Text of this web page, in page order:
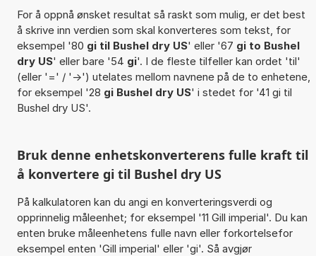
For å oppnå ønsket resultat så raskt som mulig, er det best
å skrive inn verdien som skal konverteres som tekst, for
eksempel '80 gi til Bushel dry US' eller '67 gi to Bushel
dry US' eller bare '54 gi'. I de fleste tilfeller kan ordet 'til'
(eller '=' / '->') utelates mellom navnene på de to enhetene,
for eksempel '28 gi Bushel dry US' i stedet for '41 gi til
Bushel dry US'.
Bruk denne enhetskonverterens fulle kraft til
å konvertere gi til Bushel dry US
På kalkulatoren kan du angi en konverteringsverdi og
opprinnelig måleenhet; for eksempel '11 Gill imperial'. Du kan
enten bruke måleenhetens fulle navn eller forkortelsefor
eksempel enten 'Gill imperial' eller 'gi'. Så avgjør